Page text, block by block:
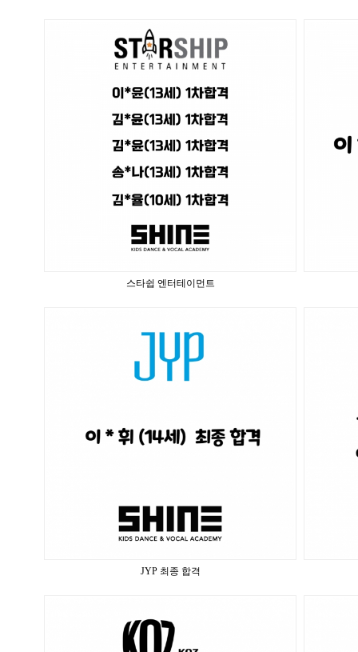
스타쉽 엔터테이먼트
JYP 최종 합격